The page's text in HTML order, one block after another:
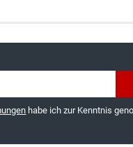
habe ich zur Kenntnis